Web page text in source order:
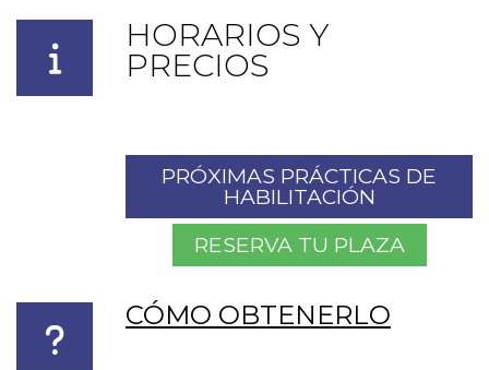
HORARIOS Y
PRECIOS
PRÓXIMAS PRÁCTICAS DE
HABILITACIÓN
RESERVA TU PLAZA
CÓMO OBTENERLO